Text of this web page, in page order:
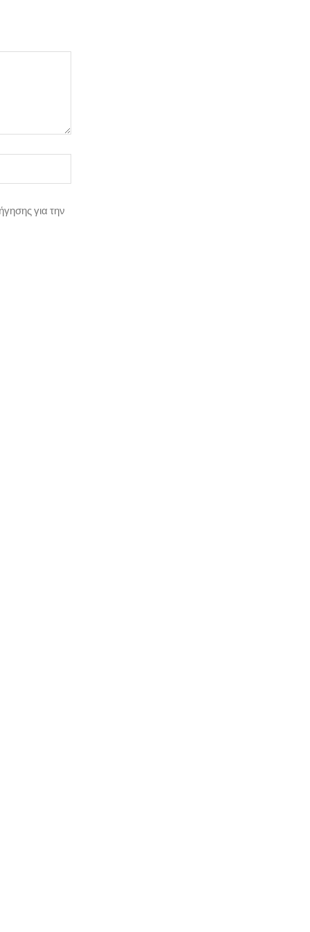
για την